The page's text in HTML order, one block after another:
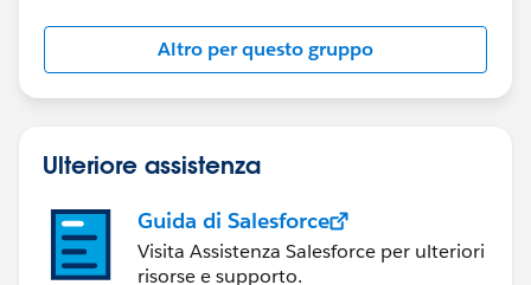
Altro per questo gruppo
Ulteriore assistenza
Guida di Salesforce
Visita Assistenza Salesforce per ulteriori
risorse e supporto.